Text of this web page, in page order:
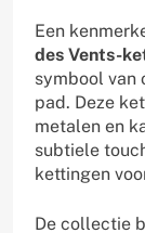
Een
des Vents-
symbool van
pad. Deze
metalen en
subtiele
kettingen
De collectie